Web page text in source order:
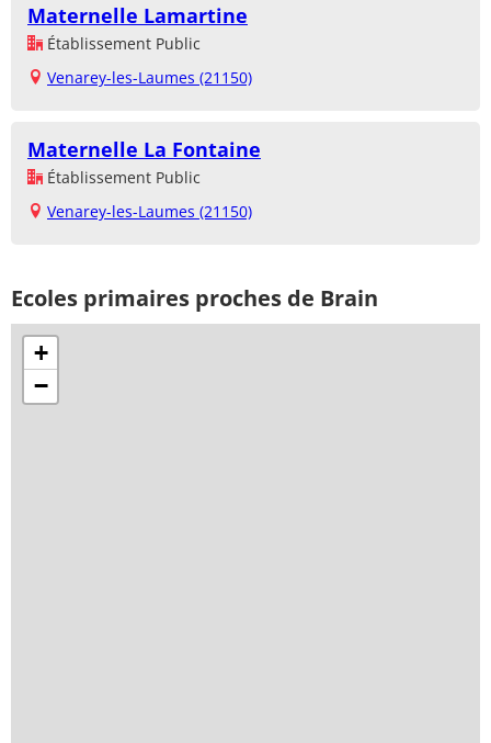
Maternelle Lamartine
Établissement Public
Venarey-les-Laumes (21150)
Maternelle La Fontaine
Établissement Public
Venarey-les-Laumes (21150)
Ecoles primaires proches de Brain
+
−